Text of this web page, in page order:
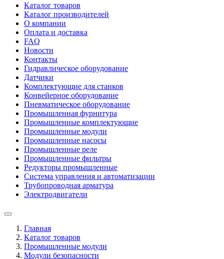
Каталог товаров
Каталог производителей
О компании
Оплата и доставка
FAQ
Новости
Контакты
Гидравлическое оборудование
Датчики
Комплектующие для станков
Конвейерное оборудование
Пневматическое оборудование
Промышленная фурнитура
Промышленные комплектующие
Промышленные модули
Промышленные насосы
Промышленные реле
Промышленные фильтры
Редукторы промышленные
Система управления и автоматизации
Трубопроводная арматура
Электродвигатели
Главная
Каталог товаров
Промышленные модули
Модули безопасности